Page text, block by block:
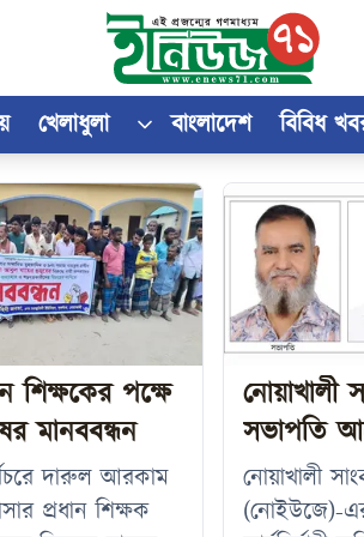
খেলাধুলা বাংলাদেশ বিবিধ
শিক্ষকের পক্ষে
মানববন্ধন
দারুল আরকাম
প্রধান শিক্ষক
নোয়াখালী
সভাপতি
নোয়াখালী
(নোইউজে)-